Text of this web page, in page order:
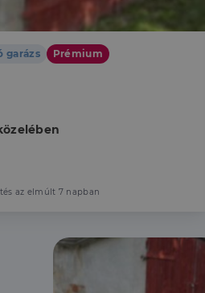
garázs Prémium
az elmúlt 7 napban